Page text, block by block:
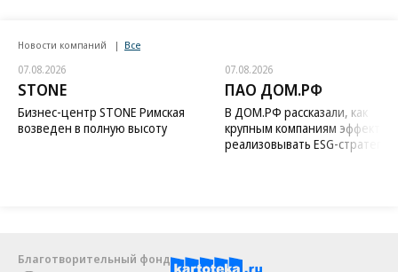
Новости компаний Все
07.08.2026
STONE
Бизнес-центр STONE Римская
возведен в полную высоту
07.08.2026
ПАО ДОМ.РФ
В ДОМ.РФ рассказали, как
крупным компаниям
реализовывать ESG-стратегию
Благотворительный фонд